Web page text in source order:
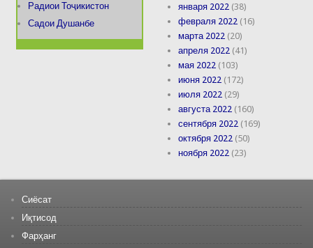
Радиои Тоҷикистон
Садои Душанбе
января 2022 (38)
февраля 2022 (16)
марта 2022 (20)
апреля 2022 (41)
мая 2022 (103)
июня 2022 (172)
июля 2022 (29)
августа 2022 (160)
сентября 2022 (169)
октября 2022 (50)
ноября 2022 (23)
Сиёсат
Иқтисод
Фарҳанг